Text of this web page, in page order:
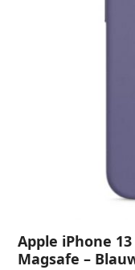
Apple iPhone
Magsafe –